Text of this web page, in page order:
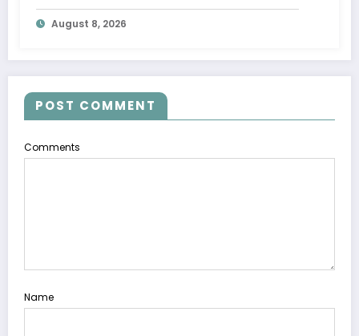
August 8, 2026
POST COMMENT
Comments
Name